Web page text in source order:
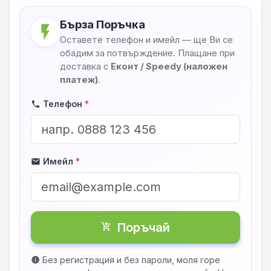
flash_on Бърза Поръчка
Оставете телефон и имейл — ще Ви се
обадим за потвърждение. Плащане при
доставка с Еконт / Speedy (наложен
платеж).
phone Телефон *
mail Имейл *
shopping_cart_checkout Поръчай
info Без регистрация и без пароли, моля горе